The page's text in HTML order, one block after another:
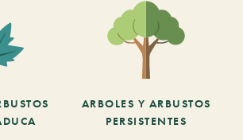
ARBOLES Y ARBUSTOS
PERSISTENTES